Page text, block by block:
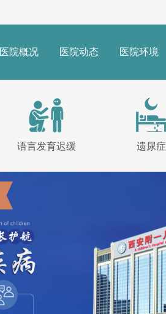
医院概况 医院动态 医院环境
语言发育迟缓 遗尿症